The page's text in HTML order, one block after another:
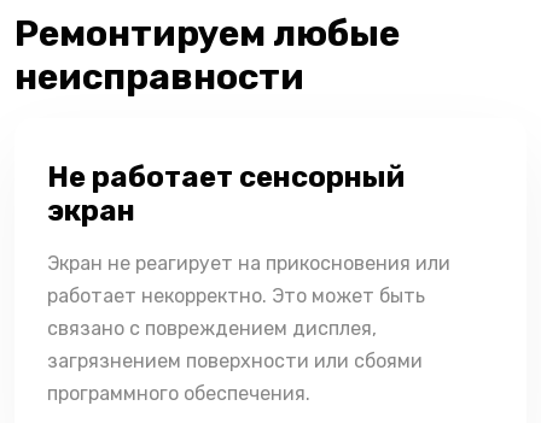
Ремонтируем любые
неисправности
Не работает сенсорный
экран
Экран не реагирует на прикосновения или
работает некорректно. Это может быть
связано с повреждением дисплея,
загрязнением поверхности или сбоями
программного обеспечения.